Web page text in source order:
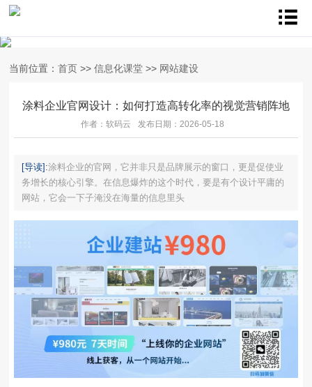
当前位置： 首页 >> 信息化课堂 >> 网站建设
涂料企业官网设计：如何打造高转化率的视觉营销阵地
作者：软码云 发布日期：2026-05-18
[导读]:涂料企业的官网，它并非只是品牌展示的窗口，更是促使业
务增长的核心引擎。在信息爆炸的这个时代，要是有个设计平庸的
网站，它会一下子淹没在海量的信息里头